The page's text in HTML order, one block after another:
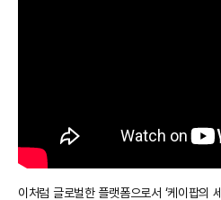
?si=-cmVSR-0nlr9kr8f
이처럼 글로벌한 플랫폼으로서 ‘케이팝의